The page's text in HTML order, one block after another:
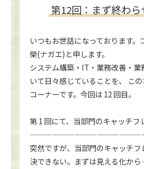
第12回：まず終わら
いつもお世話になっております
榮(ナガエ)と申します。
システム構築・IT・業務改善・
いて日々感じていることを、 こ
コーナーです。今回は 12 回目。
第 1 回にて、当部門のキャッチ
突然ですが、当部門のキャッチ
決できない。まずは見える化から